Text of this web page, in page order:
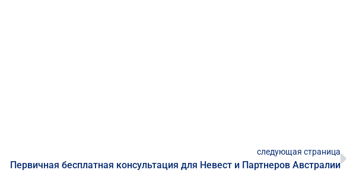
следующая страница
Первичная бесплатная консультация для Невест и Партнеров Австралии